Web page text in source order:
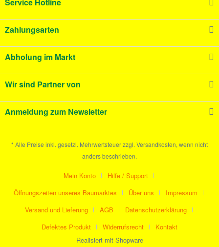
Service Hotline
Zahlungsarten
Abholung im Markt
Wir sind Partner von
Anmeldung zum Newsletter
* Alle Preise inkl. gesetzl. Mehrwertsteuer zzgl. Versandkosten, wenn nicht
anders beschrieben.
Mein Konto
Hilfe / Support
Öffnungszeiten unseres Baumarktes
Über uns
Impressum
Versand und Lieferung
AGB
Datenschutzerklärung
Defektes Produkt
Widerrufsrecht
Kontakt
Realisiert mit Shopware